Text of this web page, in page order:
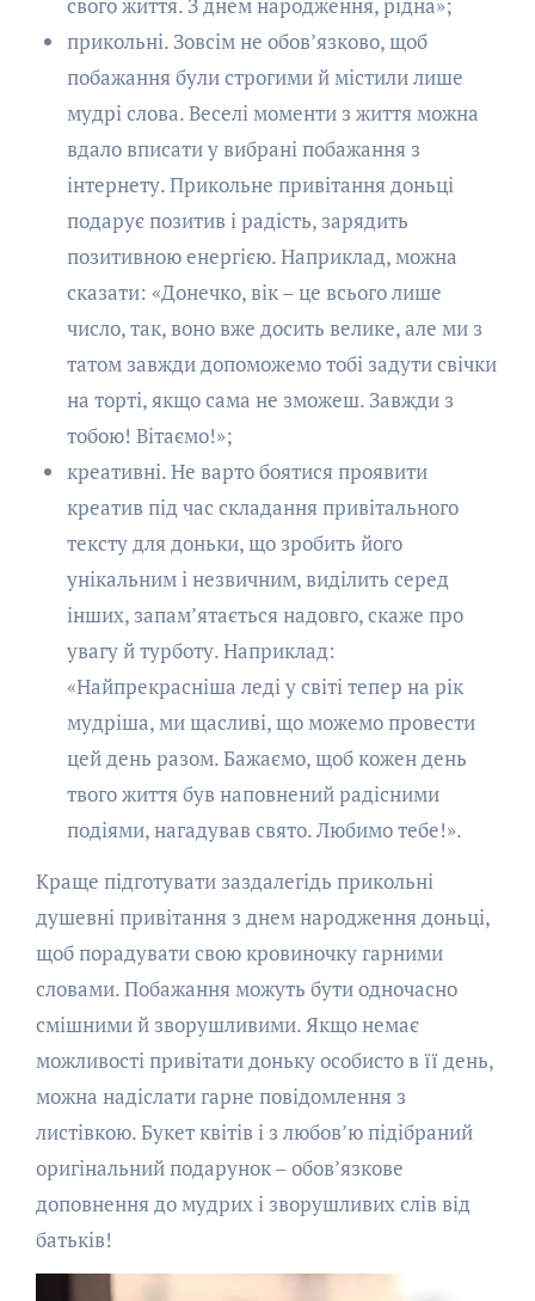
прикольні. Зовсім не обов’язково, щоб
побажання були строгими й містили лише
мудрі слова. Веселі моменти з життя можна
вдало вписати у вибрані побажання з
інтернету. Прикольне привітання доньці
подарує позитив і радість, зарядить
позитивною енергією. Наприклад, можна
сказати: «Донечко, вік – це всього лише
число, так, воно вже досить велике, але ми з
татом завжди допоможемо тобі задути свічки
на торті, якщо сама не зможеш. Завжди з
тобою! Вітаємо!»;
креативні. Не варто боятися проявити
креатив під час складання привітального
тексту для доньки, що зробить його
унікальним і незвичним, виділить серед
інших, запам’ятається надовго, скаже про
увагу й турботу. Наприклад:
«Найпрекрасніша леді у світі тепер на рік
мудріша, ми щасливі, що можемо провести
цей день разом. Бажаємо, щоб кожен день
твого життя був наповнений радісними
подіями, нагадував свято. Любимо тебе!».
Краще підготувати заздалегідь прикольні
душевні привітання з днем народження доньці,
щоб порадувати свою кровиночку гарними
словами. Побажання можуть бути одночасно
смішними й зворушливими. Якщо немає
можливості привітати доньку особисто в її день,
можна надіслати гарне повідомлення з
листівкою. Букет квітів і з любов’ю підібраний
оригінальний подарунок – обов’язкове
доповнення до мудрих і зворушливих слів від
батьків!